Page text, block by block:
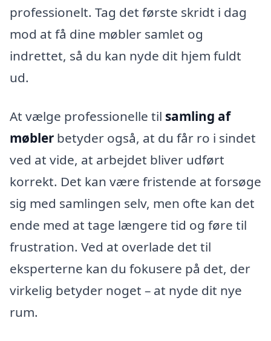
professionelt. Tag det første skridt i dag
mod at få dine møbler samlet og
indrettet, så du kan nyde dit hjem fuldt
ud.
At vælge professionelle til samling af
møbler betyder også, at du får ro i sindet
ved at vide, at arbejdet bliver udført
korrekt. Det kan være fristende at forsøge
sig med samlingen selv, men ofte kan det
ende med at tage længere tid og føre til
frustration. Ved at overlade det til
eksperterne kan du fokusere på det, der
virkelig betyder noget – at nyde dit nye
rum.